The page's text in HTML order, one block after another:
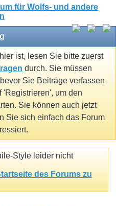
ist, lesen Sie bitte zuerst
durch. Sie müssen
Sie Beiträge verfassen
'Registrieren', um den
Sie können auch jetzt
Sie sich einfach das Forum
Style leider nicht
des Forums zu